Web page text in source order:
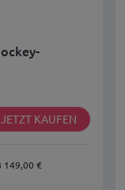
JETZT KAUFEN
149,00 €